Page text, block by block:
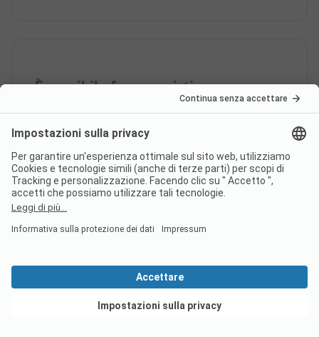
È possibile fare acquisti o
mangiare presso il campeggio
Camping Arvier?
Quante piazzole ha il
campeggio Camping Arvier?
Vedi offerte